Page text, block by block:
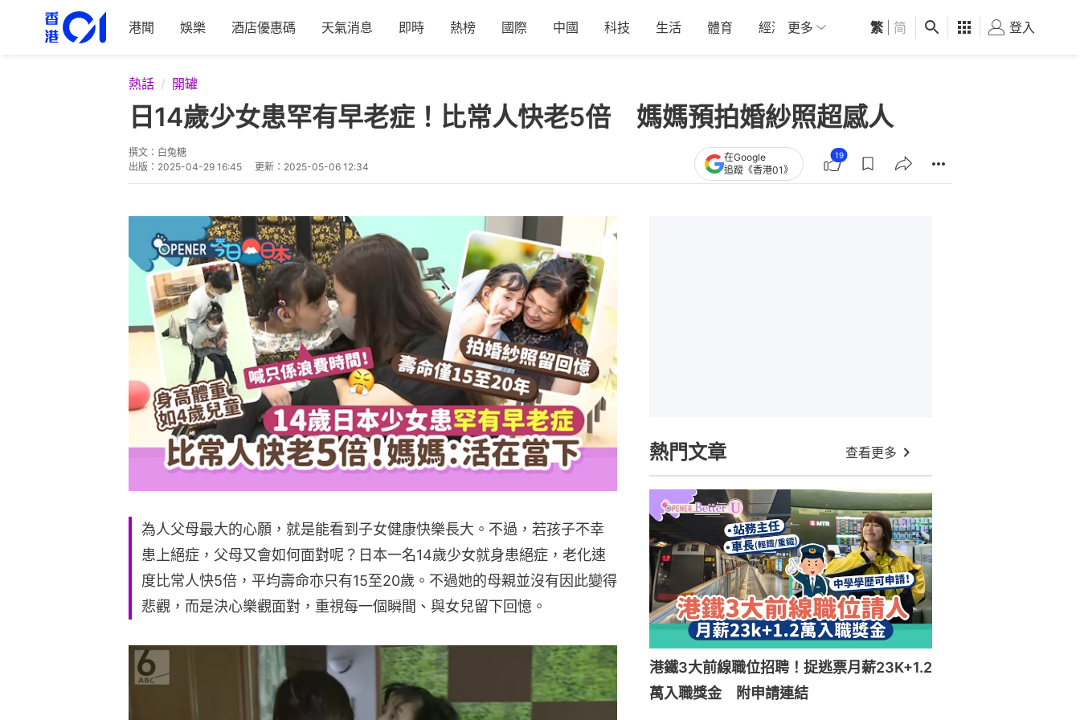
港聞 娛樂 酒店優惠碼 天氣消息 即時 熱榜 國際 中國 科技 生活 體育 經濟 01深圳 觀點 健康 好食玩飛
更多 繁 简 登入
熱話 開罐
日14歲少女患罕有早老症！比常人快老5倍 媽媽預拍婚紗照超感人
撰文： 白兔糖
出版： 2025-04-29 16:45 更新： 2025-05-06 12:34
在Google
追蹤《香港01》
19
為人父母最大的心願，就是能看到子女健康快樂長大。不過，若孩子不幸
患上絕症，父母又會如何面對呢？日本一名14歲少女就身患絕症，老化速
度比常人快5倍，平均壽命亦只有15至20歲。不過她的母親並沒有因此變得
悲觀，而是決心樂觀面對，重視每一個瞬間、與女兒留下回憶。
熱門文章 查看更多
港鐵3大前線職位招聘！捉逃票月薪23K+1.2
萬入職獎金 附申請連結